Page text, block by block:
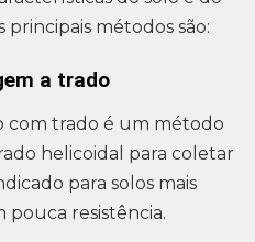
métodos são:
a trado
com trado é um método
helicoidal para coletar
para solos mais
pouca resistência.